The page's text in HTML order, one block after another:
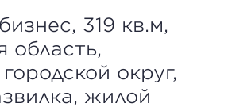
319 кв.м,
область,
округ,
жилой